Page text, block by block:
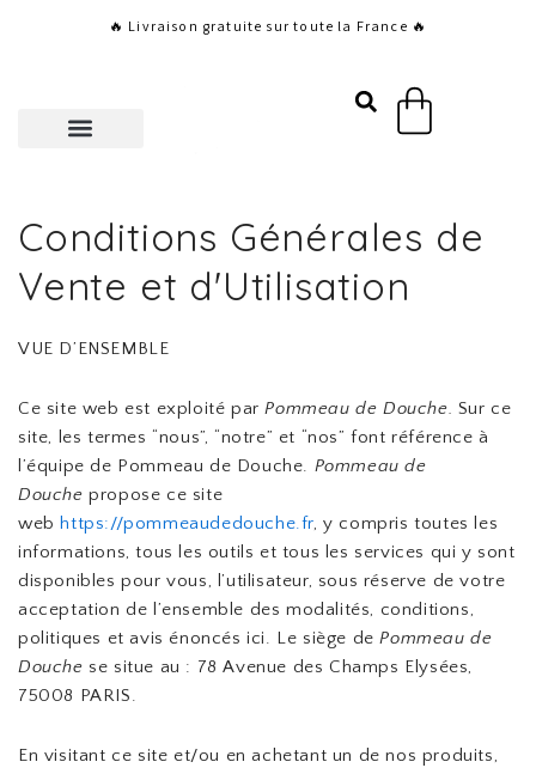
🔥 Livraison gratuite sur toute la France 🔥
Panier
Conditions Générales de
Vente et d'Utilisation
VUE D’ENSEMBLE
Ce site web est exploité parPommeau de Douche. Sur ce
site, les termes “nous”, “notre” et “nos” font référence à
l’équipe de Pommeau de Douche. Pommeau de
Douche propose ce site
web https://pommeaudedouche.fr, y compris toutes les
informations, tous les outils et tous les services qui y sont
disponibles pour vous, l’utilisateur, sous réserve de votre
acceptation de l’ensemble des modalités, conditions,
politiques et avis énoncés ici. Le siège dePommeau de
Douche se situe au : 78 Avenue des Champs Elysées,
75008 PARIS.
En visitant ce site et/ou en achetant un de nos produits,